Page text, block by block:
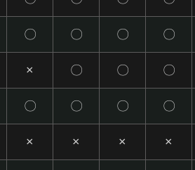
〇 〇 〇 〇
× 〇 〇 〇
〇 〇 〇 〇
× × × ×